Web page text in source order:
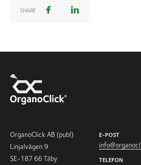
SHARE
OrganoClick AB (publ)
Linjalvägen 9
SE-187 66 Täby
E-POST
TELEFON